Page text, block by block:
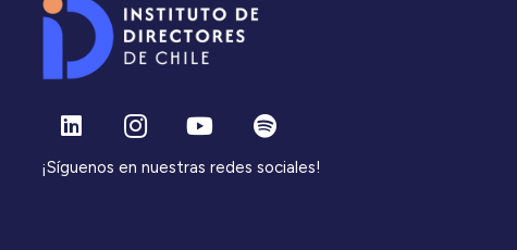
¡Síguenos en nuestras redes sociales!